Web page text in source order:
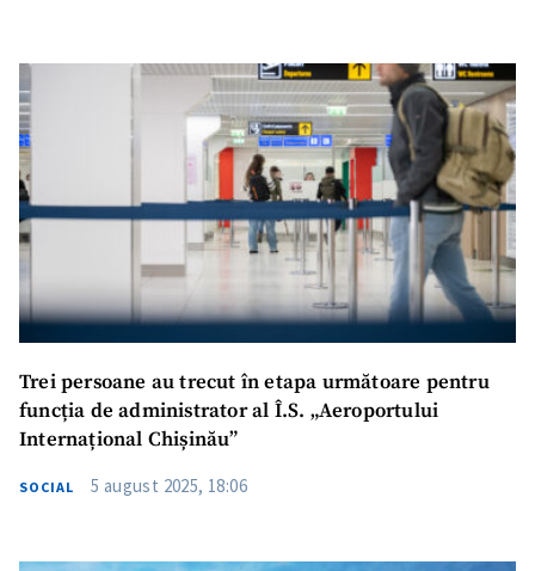
Trei persoane au trecut în etapa următoare pentru
funcția de administrator al Î.S. „Aeroportului
Internațional Chișinău”
SOCIAL 5 august 2025, 18:06